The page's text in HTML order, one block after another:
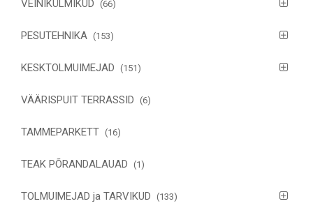
VEINIKÜLMIKUD (66)
PESUTEHNIKA (153)
KESKTOLMUIMEJAD (151)
VÄÄRISPUIT TERRASSID (6)
TAMMEPARKETT (16)
TEAK PÕRANDALAUAD (1)
TOLMUIMEJAD ja TARVIKUD (133)